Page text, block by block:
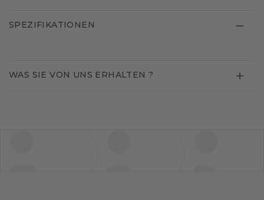
SPEZIFIKATIONEN
WAS SIE VON UNS ERHALTEN ?